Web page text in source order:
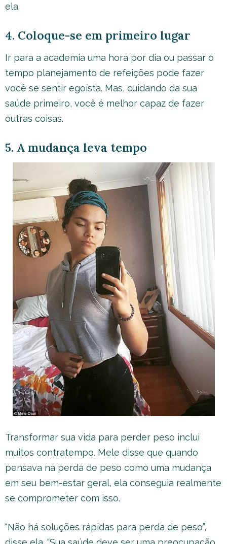
ela.
4. Coloque-se em primeiro lugar
Ir para a academia uma hora por dia ou passar o
tempo planejamento de refeições pode fazer
você se sentir egoísta. Mas, cuidando da sua
saúde primeiro, você é melhor capaz de fazer
outras coisas.
5. A mudança leva tempo
Transformar sua vida para perder peso inclui
muitos contratempo. Mele disse que quando
pensava na perda de peso como uma mudança
em seu bem-estar geral, ela conseguia realmente
se comprometer com isso.
“Não há soluções rápidas para perda de peso”,